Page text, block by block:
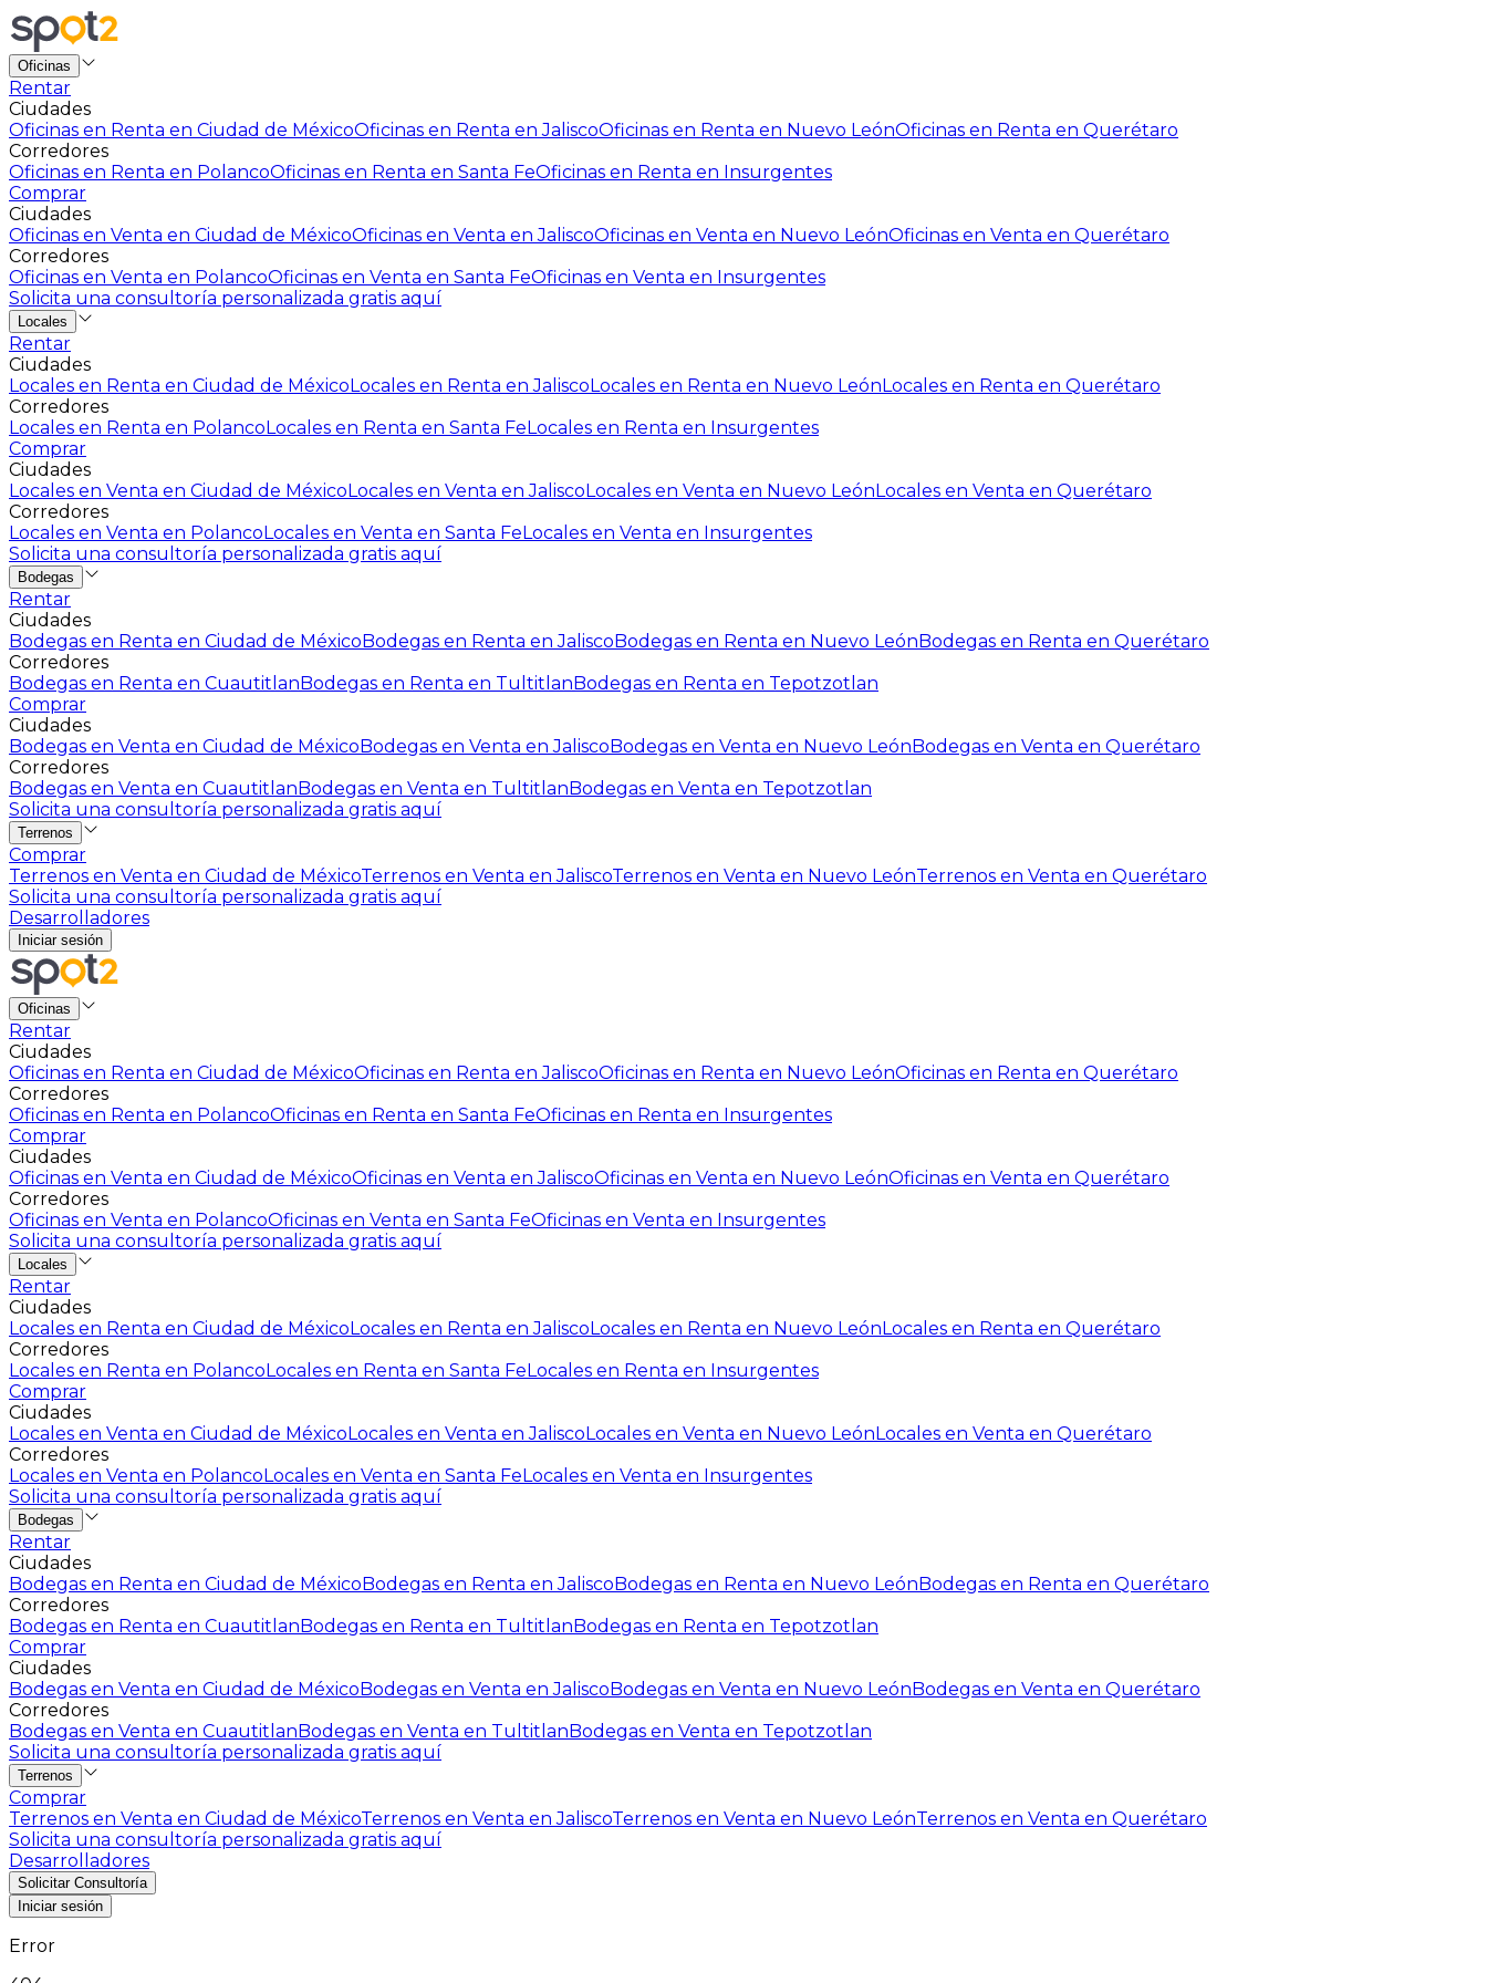
Oficinas
Rentar
Ciudades
Oficinas en Renta en Ciudad de MéxicoOficinas en Renta en JaliscoOficinas en Renta en Nuevo LeónOficinas en Renta en Querétaro
Corredores
Oficinas en Renta en PolancoOficinas en Renta en Santa FeOficinas en Renta en Insurgentes
Comprar
Ciudades
Oficinas en Venta en Ciudad de MéxicoOficinas en Venta en JaliscoOficinas en Venta en Nuevo LeónOficinas en Venta en Querétaro
Corredores
Oficinas en Venta en PolancoOficinas en Venta en Santa FeOficinas en Venta en Insurgentes
Solicita una consultoría personalizada gratis aquí
Locales
Rentar
Ciudades
Locales en Renta en Ciudad de MéxicoLocales en Renta en JaliscoLocales en Renta en Nuevo LeónLocales en Renta en Querétaro
Corredores
Locales en Renta en PolancoLocales en Renta en Santa FeLocales en Renta en Insurgentes
Comprar
Ciudades
Locales en Venta en Ciudad de MéxicoLocales en Venta en JaliscoLocales en Venta en Nuevo LeónLocales en Venta en Querétaro
Corredores
Locales en Venta en PolancoLocales en Venta en Santa FeLocales en Venta en Insurgentes
Solicita una consultoría personalizada gratis aquí
Bodegas
Rentar
Ciudades
Bodegas en Renta en Ciudad de MéxicoBodegas en Renta en JaliscoBodegas en Renta en Nuevo LeónBodegas en Renta en Querétaro
Corredores
Bodegas en Renta en CuautitlanBodegas en Renta en TultitlanBodegas en Renta en Tepotzotlan
Comprar
Ciudades
Bodegas en Venta en Ciudad de MéxicoBodegas en Venta en JaliscoBodegas en Venta en Nuevo LeónBodegas en Venta en Querétaro
Corredores
Bodegas en Venta en CuautitlanBodegas en Venta en TultitlanBodegas en Venta en Tepotzotlan
Solicita una consultoría personalizada gratis aquí
Terrenos
Comprar
Terrenos en Venta en Ciudad de MéxicoTerrenos en Venta en JaliscoTerrenos en Venta en Nuevo LeónTerrenos en Venta en Querétaro
Solicita una consultoría personalizada gratis aquí
Desarrolladores
Iniciar sesión
Oficinas
Rentar
Ciudades
Oficinas en Renta en Ciudad de MéxicoOficinas en Renta en JaliscoOficinas en Renta en Nuevo LeónOficinas en Renta en Querétaro
Corredores
Oficinas en Renta en PolancoOficinas en Renta en Santa FeOficinas en Renta en Insurgentes
Comprar
Ciudades
Oficinas en Venta en Ciudad de MéxicoOficinas en Venta en JaliscoOficinas en Venta en Nuevo LeónOficinas en Venta en Querétaro
Corredores
Oficinas en Venta en PolancoOficinas en Venta en Santa FeOficinas en Venta en Insurgentes
Solicita una consultoría personalizada gratis aquí
Locales
Rentar
Ciudades
Locales en Renta en Ciudad de MéxicoLocales en Renta en JaliscoLocales en Renta en Nuevo LeónLocales en Renta en Querétaro
Corredores
Locales en Renta en PolancoLocales en Renta en Santa FeLocales en Renta en Insurgentes
Comprar
Ciudades
Locales en Venta en Ciudad de MéxicoLocales en Venta en JaliscoLocales en Venta en Nuevo LeónLocales en Venta en Querétaro
Corredores
Locales en Venta en PolancoLocales en Venta en Santa FeLocales en Venta en Insurgentes
Solicita una consultoría personalizada gratis aquí
Bodegas
Rentar
Ciudades
Bodegas en Renta en Ciudad de MéxicoBodegas en Renta en JaliscoBodegas en Renta en Nuevo LeónBodegas en Renta en Querétaro
Corredores
Bodegas en Renta en CuautitlanBodegas en Renta en TultitlanBodegas en Renta en Tepotzotlan
Comprar
Ciudades
Bodegas en Venta en Ciudad de MéxicoBodegas en Venta en JaliscoBodegas en Venta en Nuevo LeónBodegas en Venta en Querétaro
Corredores
Bodegas en Venta en CuautitlanBodegas en Venta en TultitlanBodegas en Venta en Tepotzotlan
Solicita una consultoría personalizada gratis aquí
Terrenos
Comprar
Terrenos en Venta en Ciudad de MéxicoTerrenos en Venta en JaliscoTerrenos en Venta en Nuevo LeónTerrenos en Venta en Querétaro
Solicita una consultoría personalizada gratis aquí
Desarrolladores
Solicitar Consultoría
Iniciar sesión
Error